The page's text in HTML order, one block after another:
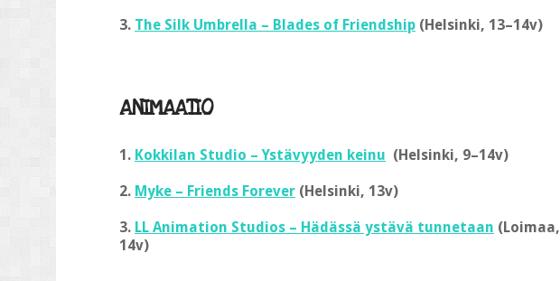
3. The Silk Umbrella – Blades of Friendship (Helsinki, 13–14v)
ANIMAATIO
1. Kokkilan Studio – Ystävyyden keinu (Helsinki, 9–14v)
2. Myke – Friends Forever (Helsinki, 13v)
3. LL Animation Studios – Hädässä ystävä tunnetaan (Loimaa,
14v)